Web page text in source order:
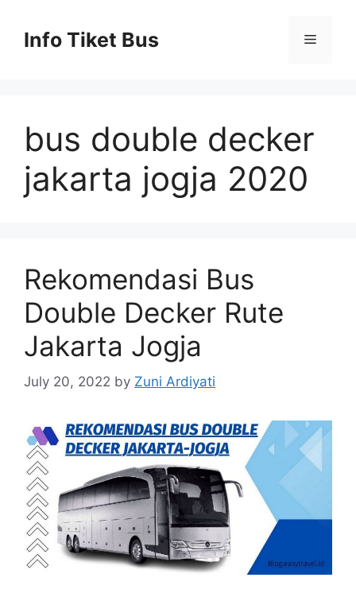
contentInfo Tiket Bus Menu
bus double decker
jakarta jogja 2020
Rekomendasi Bus
Double Decker Rute
Jakarta Jogja
July 20, 2022 by Zuni Ardiyati